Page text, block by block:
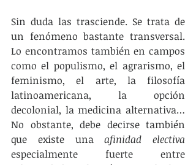
Sin duda las trasciende. Se trata de
un fenómeno bastante transversal.
Lo encontramos también en campos
como el populismo, el agrarismo, el
feminismo, el arte, la filosofía
latinoamericana, la opción
decolonial, la medicina alternativa…
No obstante, debe decirse también
que existe una afinidad electiva
especialmente fuerte entre